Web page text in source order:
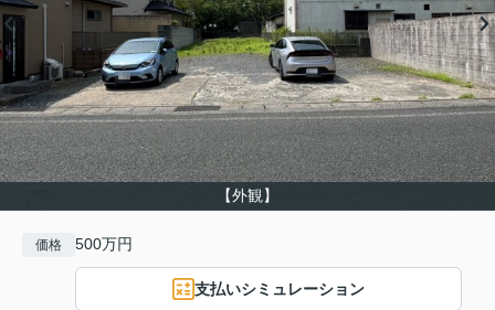
【外観】
価格 500万円
支払いシミュレーション